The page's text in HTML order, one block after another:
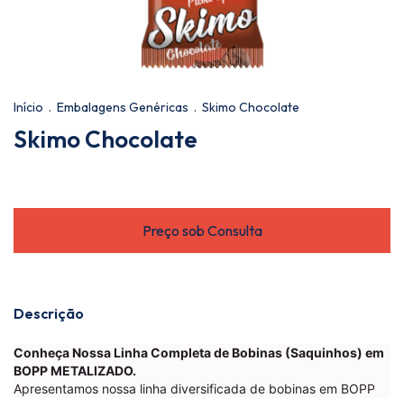
Início . Embalagens Genéricas . Skimo Chocolate
Skimo Chocolate
Descrição
Conheça Nossa Linha Completa de Bobinas (Saquinhos) em
BOPP METALIZADO.
Apresentamos nossa linha diversificada de bobinas em BOPP